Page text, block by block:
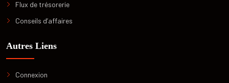
Flux de trésorerie
Conseils d’affaires
Autres Liens
Connexion